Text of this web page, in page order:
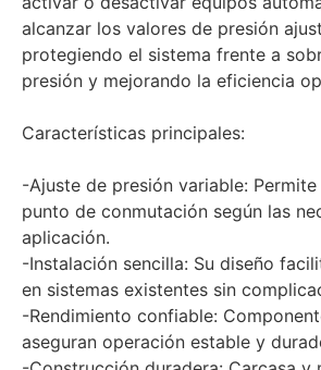
alcanzar los valores de presión
protegiendo el sistema frente a
presión y mejorando la eficiencia
Características principales:
-Ajuste de presión variable:
punto de conmutación según las
aplicación.
-Instalación sencilla: Su diseño
en sistemas existentes sin
-Rendimiento confiable:
aseguran operación estable y